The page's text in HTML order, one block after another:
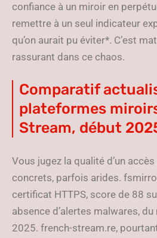
confiance à un miroir en
remettre à un seul indicateur
qu’on aurait pu éviter*. C’est
rassurant dans ce chaos.
Comparatif
plateformes
Stream, début
Vous jugez la qualité d’un
concrets, parfois arides.
certificat HTTPS, score de 88
absence d’alertes malwares,
2025. french-stream.re,